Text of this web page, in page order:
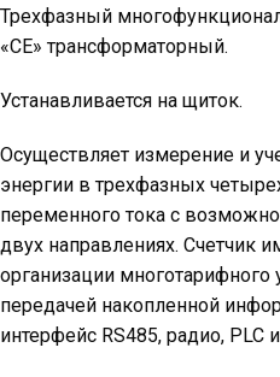
Трехфазный
«СЕ» трансформаторный.
Устанавливается на щиток.
Осуществляет измерение и
энергии в трехфазных
переменного тока с
двух направлениях. Счетчик
организации многотарифного
передачей накопленной
интерфейс RS485, радио, PLC